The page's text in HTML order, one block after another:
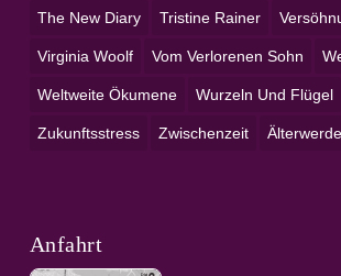
The New Diary Tristine Rainer
Virginia Woolf Vom Verlorenen Sohn
Weltweite Ökumene Wurzeln Und Flügel
Zukunftsstress Zwischenzeit
Anfahrt